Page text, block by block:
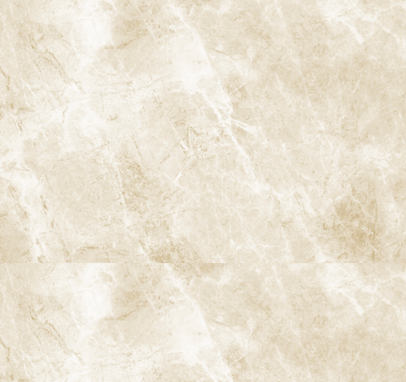
11. 日本における予防の普及状況
11-1. 予防の啓蒙活動
日本では、予防に対する啓蒙活動が徐々に広がりつつあります。
特に「8020運動」や「健康寿命の延伸」を目標に掲げた取り組み
が注目されています。これにより、歯科医院でも予防を前提とした
診療が増えており、定期検診の大切さが広く認識されるようになり
ました。
11-2. 若年層の予防意識の変化